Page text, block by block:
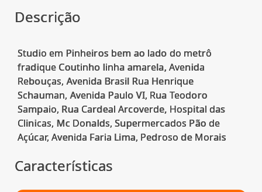
Descrição
Studio em Pinheiros bem ao lado do metrô
fradique Coutinho linha amarela, Avenida
Rebouças, Avenida Brasil Rua Henrique
Schauman, Avenida Paulo VI, Rua Teodoro
Sampaio, Rua Cardeal Arcoverde, Hospital das
Clinicas, Mc Donalds, Supermercados Pão de
Características